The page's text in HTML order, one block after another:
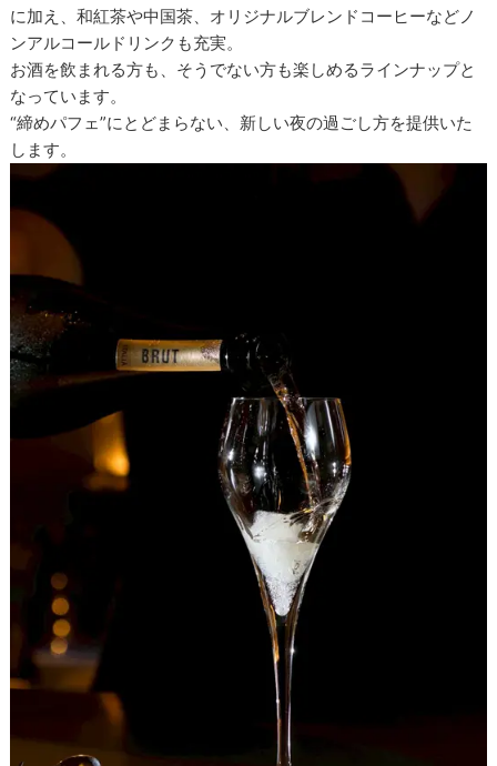
に加え、和紅茶や中国茶、オリジナルブレンドコーヒーなどノ
ンアルコールドリンクも充実。
お酒を飲まれる方も、そうでない方も楽しめるラインナップと
なっています。
“締めパフェ”にとどまらない、新しい夜の過ごし方を提供いた
します。